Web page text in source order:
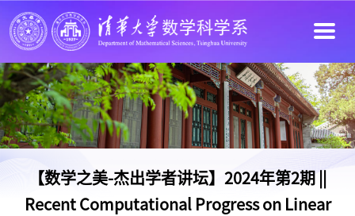
【数学之美-杰出学者讲坛】2024年第2期 ||
Recent Computational Progress on Linear